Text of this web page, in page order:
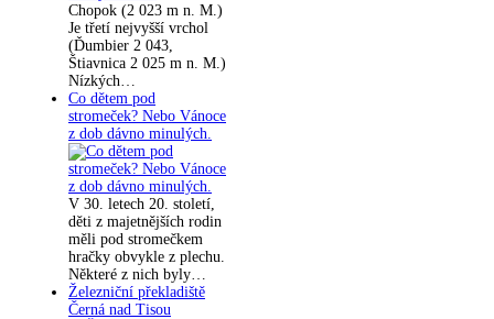
Chopok (2 023 m n. M.)
Je třetí nejvyšší vrchol
(Ďumbier 2 043,
Štiavnica 2 025 m n. M.)
Nízkých…
Co dětem pod
stromeček? Nebo Vánoce
z dob dávno minulých.
V 30. letech 20. století,
děti z majetnějších rodin
měli pod stromečkem
hračky obvykle z plechu.
Některé z nich byly…
Železniční překladiště
Černá nad Tisou